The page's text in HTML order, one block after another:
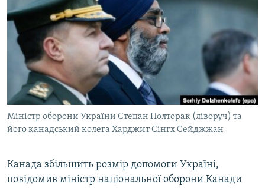
СПЕЦПРОЕКТИ
ДЕПОРТАЦІЯ
ВІДЕОУРОКИ «ELIFBE»
СВІДЧЕННЯ ОКУПАЦІЇ
УКРАЇНСЬКА ПРОБЛЕМА КРИМУ
ІНФОГРАФІКА
ЯК ОБІЙТИ БЛОКУВАННЯ
Русский
Qırımtatar
ДОЛУЧАЙСЯ!
Усі сайти RFE/RL
Міністр оборони України Степан Полторак (ліворуч) та
його канадський колега Харджит Сінгх Сейджжан
Канада збільшить розмір допомоги Україні,
повідомив міністр національної оборони Канади